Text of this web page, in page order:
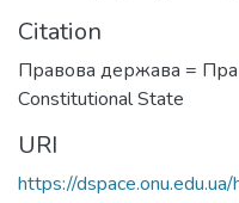
Citation
Правова держава =
Сonstitutional State
URI
https://